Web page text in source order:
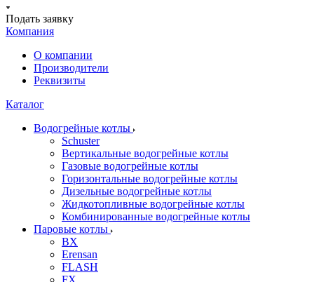
Подать заявку
Компания
О компании
Производители
Реквизиты
Каталог
Водогрейные котлы
Schuster
Вертикальные водогрейные котлы
Газовые водогрейные котлы
Горизонтальные водогрейные котлы
Дизельные водогрейные котлы
Жидкотопливные водогрейные котлы
Комбинированные водогрейные котлы
Паровые котлы
BX
Erensan
FLASH
FX